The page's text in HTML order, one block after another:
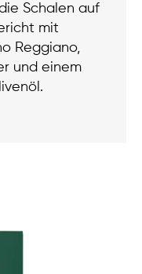
Schalen auf
mit
Reggiano,
und einem